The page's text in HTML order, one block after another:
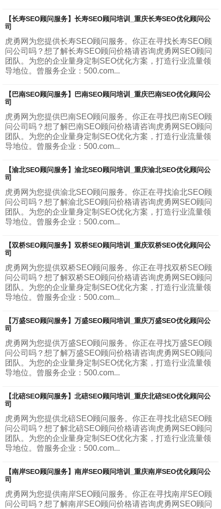
【长寿SEO顾问服务】长寿SEO顾问培训_重庆长寿SEO优化顾问公
司
虎勇网为您提供长寿SEO顾问服务。你正在寻找长寿SEO顾
问公司吗？想了解长寿SEO顾问价格请咨询虎勇网SEO顾问
团队。为您的企业量身定制SEO优化方案，打造行业流量领
导地位。曾服务企业：500.com...
【巴南SEO顾问服务】巴南SEO顾问培训_重庆巴南SEO优化顾问公
司
虎勇网为您提供巴南SEO顾问服务。你正在寻找巴南SEO顾
问公司吗？想了解巴南SEO顾问价格请咨询虎勇网SEO顾问
团队。为您的企业量身定制SEO优化方案，打造行业流量领
导地位。曾服务企业：500.com...
【渝北SEO顾问服务】渝北SEO顾问培训_重庆渝北SEO优化顾问公
司
虎勇网为您提供渝北SEO顾问服务。你正在寻找渝北SEO顾
问公司吗？想了解渝北SEO顾问价格请咨询虎勇网SEO顾问
团队。为您的企业量身定制SEO优化方案，打造行业流量领
导地位。曾服务企业：500.com...
【双桥SEO顾问服务】双桥SEO顾问培训_重庆双桥SEO优化顾问公
司
虎勇网为您提供双桥SEO顾问服务。你正在寻找双桥SEO顾
问公司吗？想了解双桥SEO顾问价格请咨询虎勇网SEO顾问
团队。为您的企业量身定制SEO优化方案，打造行业流量领
导地位。曾服务企业：500.com...
【万盛SEO顾问服务】万盛SEO顾问培训_重庆万盛SEO优化顾问公
司
虎勇网为您提供万盛SEO顾问服务。你正在寻找万盛SEO顾
问公司吗？想了解万盛SEO顾问价格请咨询虎勇网SEO顾问
团队。为您的企业量身定制SEO优化方案，打造行业流量领
导地位。曾服务企业：500.com...
【北碚SEO顾问服务】北碚SEO顾问培训_重庆北碚SEO优化顾问公
司
虎勇网为您提供北碚SEO顾问服务。你正在寻找北碚SEO顾
问公司吗？想了解北碚SEO顾问价格请咨询虎勇网SEO顾问
团队。为您的企业量身定制SEO优化方案，打造行业流量领
导地位。曾服务企业：500.com...
【南岸SEO顾问服务】南岸SEO顾问培训_重庆南岸SEO优化顾问公
司
虎勇网为您提供南岸SEO顾问服务。你正在寻找南岸SEO顾
问公司吗？想了解南岸SEO顾问价格请咨询虎勇网SEO顾问